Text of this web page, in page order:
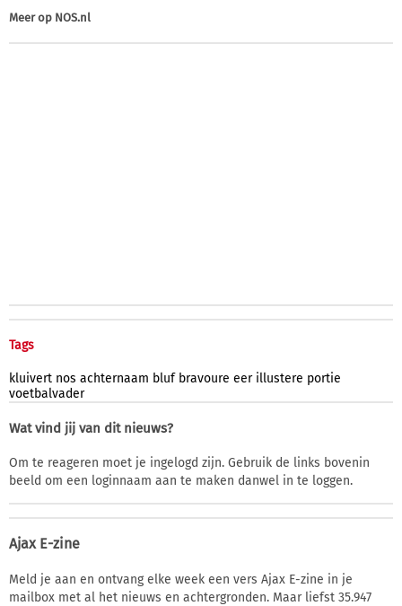
Meer op NOS.nl
Tags
kluivert nos achternaam bluf bravoure eer illustere portie
voetbalvader
Wat vind jij van dit nieuws?
Om te reageren moet je ingelogd zijn. Gebruik de links bovenin
beeld om een loginnaam aan te maken danwel in te loggen.
Ajax E-zine
Meld je aan en ontvang elke week een vers Ajax E-zine in je
mailbox met al het nieuws en achtergronden. Maar liefst 35.947